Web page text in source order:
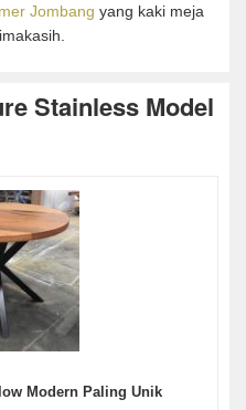
Jombang yang kaki meja
Stainless Model
Modern Paling Unik